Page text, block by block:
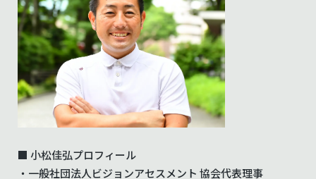
■ 小松佳弘プロフィール
・一般社団法人ビジョンアセスメント 協会代表理事